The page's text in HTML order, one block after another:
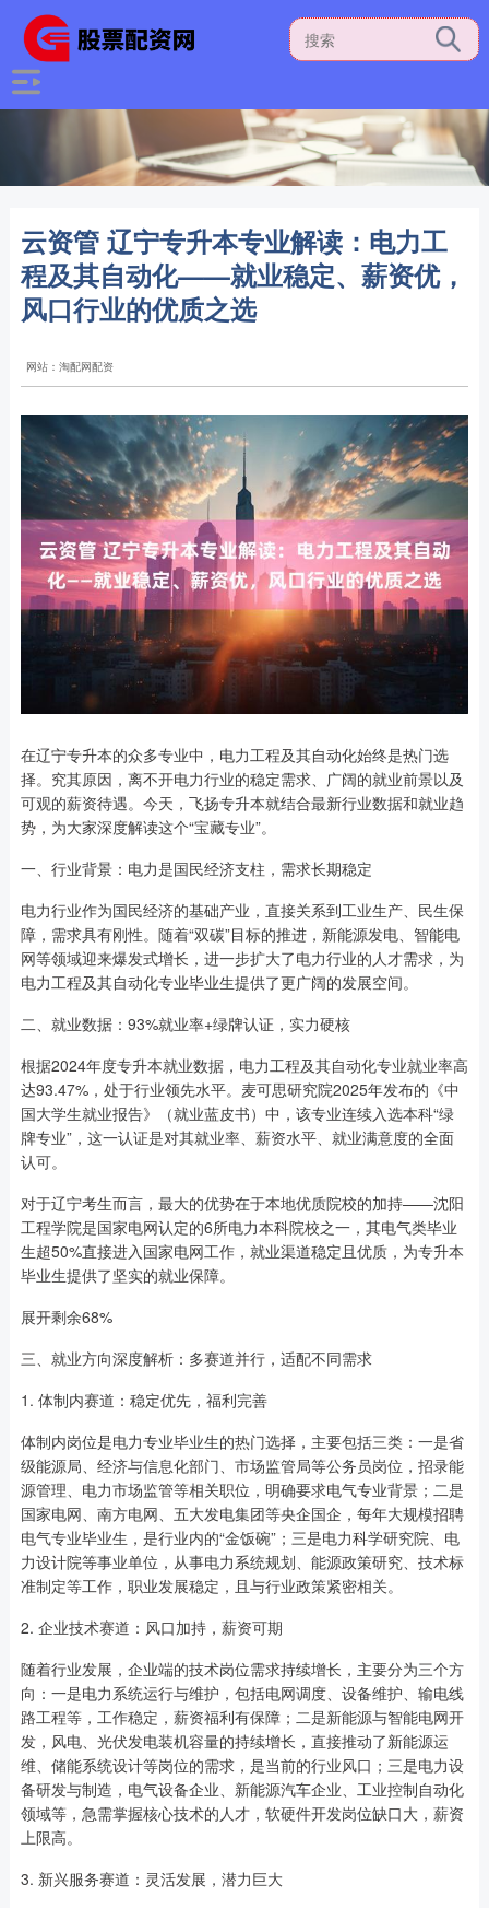
云资管 辽宁专升本专业解读：电力工
程及其自动化——就业稳定、薪资优，
风口行业的优质之选
网站：淘配网配资
在辽宁专升本的众多专业中，电力工程及其自动化始终是热门选
择。究其原因，离不开电力行业的稳定需求、广阔的就业前景以及
可观的薪资待遇。今天，飞扬专升本就结合最新行业数据和就业趋
势，为大家深度解读这个“宝藏专业”。
一、行业背景：电力是国民经济支柱，需求长期稳定
电力行业作为国民经济的基础产业，直接关系到工业生产、民生保
障，需求具有刚性。随着“双碳”目标的推进，新能源发电、智能电
网等领域迎来爆发式增长，进一步扩大了电力行业的人才需求，为
电力工程及其自动化专业毕业生提供了更广阔的发展空间。
二、就业数据：93%就业率+绿牌认证，实力硬核
根据2024年度专升本就业数据，电力工程及其自动化专业就业率高
达93.47%，处于行业领先水平。麦可思研究院2025年发布的《中
国大学生就业报告》（就业蓝皮书）中，该专业连续入选本科“绿
牌专业”，这一认证是对其就业率、薪资水平、就业满意度的全面
认可。
对于辽宁考生而言，最大的优势在于本地优质院校的加持——沈阳
工程学院是国家电网认定的6所电力本科院校之一，其电气类毕业
生超50%直接进入国家电网工作，就业渠道稳定且优质，为专升本
毕业生提供了坚实的就业保障。
展开剩余68%
三、就业方向深度解析：多赛道并行，适配不同需求
1. 体制内赛道：稳定优先，福利完善
体制内岗位是电力专业毕业生的热门选择，主要包括三类：一是省
级能源局、经济与信息化部门、市场监管局等公务员岗位，招录能
源管理、电力市场监管等相关职位，明确要求电气专业背景；二是
国家电网、南方电网、五大发电集团等央企国企，每年大规模招聘
电气专业毕业生，是行业内的“金饭碗”；三是电力科学研究院、电
力设计院等事业单位，从事电力系统规划、能源政策研究、技术标
准制定等工作，职业发展稳定，且与行业政策紧密相关。
2. 企业技术赛道：风口加持，薪资可期
随着行业发展，企业端的技术岗位需求持续增长，主要分为三个方
向：一是电力系统运行与维护，包括电网调度、设备维护、输电线
路工程等，工作稳定，薪资福利有保障；二是新能源与智能电网开
发，风电、光伏发电装机容量的持续增长，直接推动了新能源运
维、储能系统设计等岗位的需求，是当前的行业风口；三是电力设
备研发与制造，电气设备企业、新能源汽车企业、工业控制自动化
领域等，急需掌握核心技术的人才，软硬件开发岗位缺口大，薪资
上限高。
3. 新兴服务赛道：灵活发展，潜力巨大